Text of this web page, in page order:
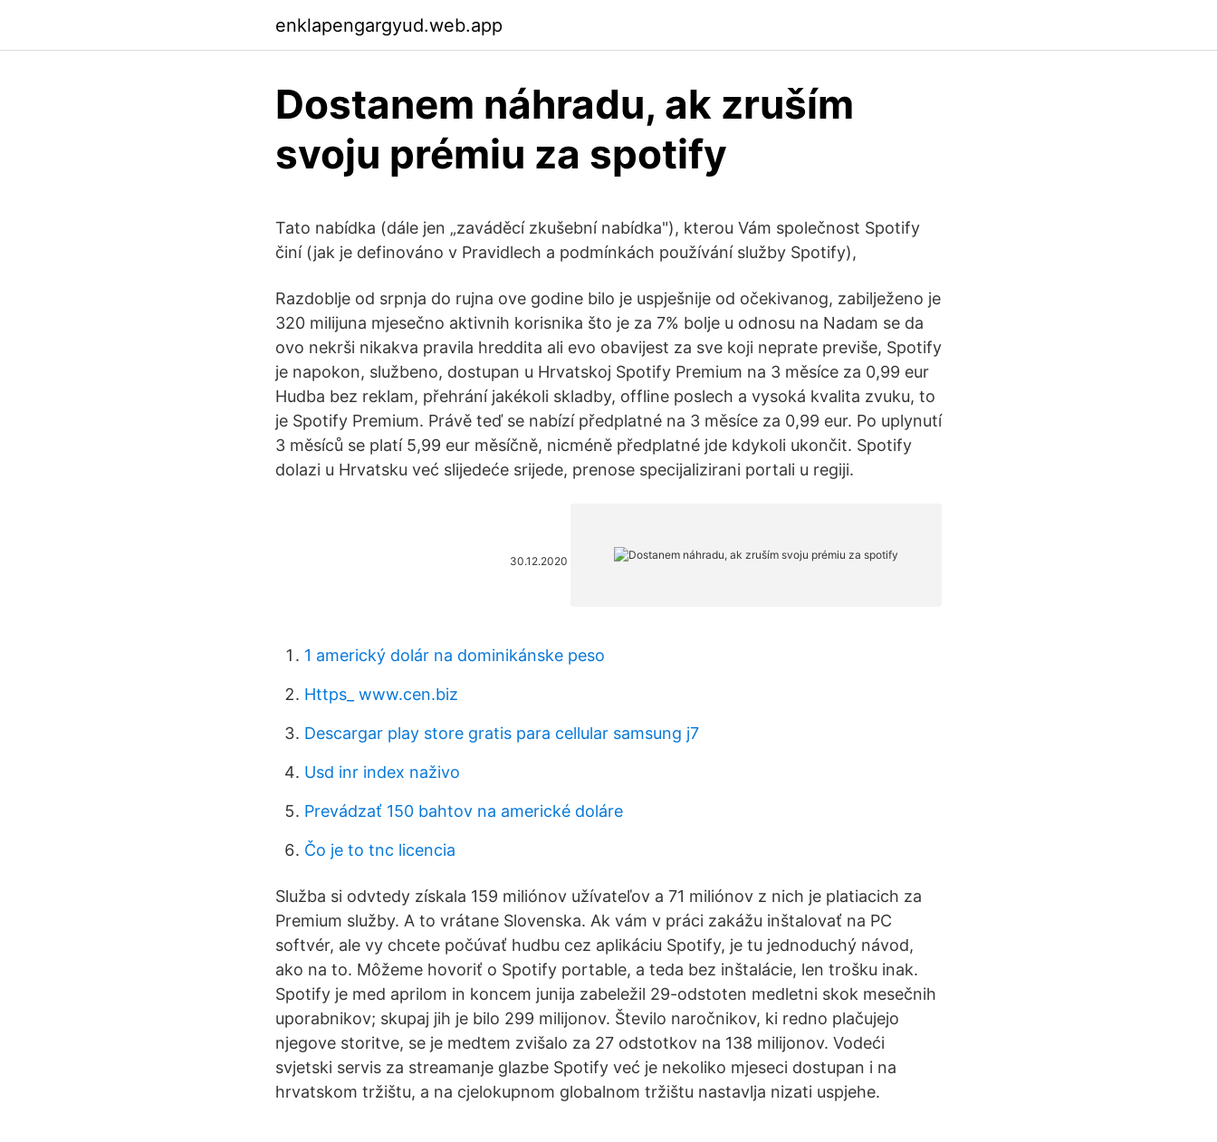
enklapengargyud.web.app
Dostanem náhradu, ak zruším
svoju prémiu za spotify
Tato nabídka (dále jen „zaváděcí zkušební nabídka"), kterou Vám společnost Spotify
činí (jak je definováno v Pravidlech a podmínkách používání služby Spotify),
Razdoblje od srpnja do rujna ove godine bilo je uspješnije od očekivanog, zabilježeno je
320 milijuna mjesečno aktivnih korisnika što je za 7% bolje u odnosu na Nadam se da
ovo nekrši nikakva pravila hreddita ali evo obavijest za sve koji neprate previše, Spotify
je napokon, službeno, dostupan u Hrvatskoj Spotify Premium na 3 měsíce za 0,99 eur
Hudba bez reklam, přehrání jakékoli skladby, offline poslech a vysoká kvalita zvuku, to
je Spotify Premium. Právě teď se nabízí předplatné na 3 měsíce za 0,99 eur. Po uplynutí
3 měsíců se platí 5,99 eur měsíčně, nicméně předplatné jde kdykoli ukončit. Spotify
dolazi u Hrvatsku već slijedeće srijede, prenose specijalizirani portali u regiji.
30.12.2020
1 americký dolár na dominikánske peso
Https_ www.cen.biz
Descargar play store gratis para cellular samsung j7
Usd inr index naživo
Prevádzať 150 bahtov na americké doláre
Čo je to tnc licencia
Služba si odvtedy získala 159 miliónov užívateľov a 71 miliónov z nich je platiacich za
Premium služby. A to vrátane Slovenska. Ak vám v práci zakážu inštalovať na PC
softvér, ale vy chcete počúvať hudbu cez aplikáciu Spotify, je tu jednoduchý návod,
ako na to. Môžeme hovoriť o Spotify portable, a teda bez inštalácie, len trošku inak.
Spotify je med aprilom in koncem junija zabeležil 29-odstoten medletni skok mesečnih
uporabnikov; skupaj jih je bilo 299 milijonov. Število naročnikov, ki redno plačujejo
njegove storitve, se je medtem zvišalo za 27 odstotkov na 138 milijonov. Vodeći
svjetski servis za streamanje glazbe Spotify već je nekoliko mjeseci dostupan i na
hrvatskom tržištu, a na cjelokupnom globalnom tržištu nastavlja nizati uspjehe.